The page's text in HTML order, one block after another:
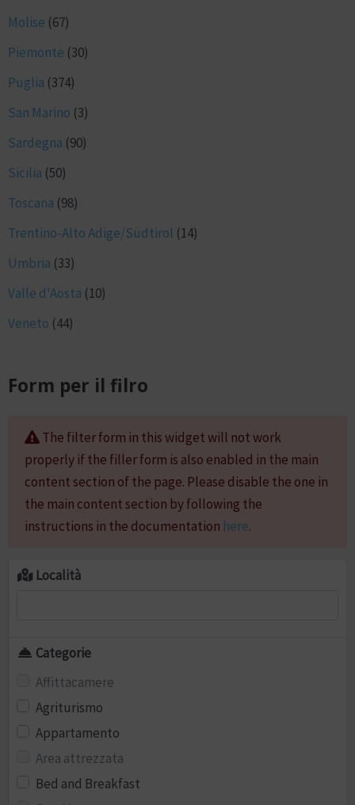
Molise (67)
Piemonte (30)
Puglia (374)
San Marino (3)
Sardegna (90)
Sicilia (50)
Toscana (98)
Trentino-Alto Adige/Südtirol (14)
Umbria (33)
Valle d'Aosta (10)
Veneto (44)
Form per il filro
The filter form in this widget will not work
properly if the filler form is also enabled in the main
content section of the page. Please disable the one in
the main content section by following the
instructions in the documentation here.
Località
Categorie
Affittacamere
Agriturismo
Appartamento
Area attrezzata
Bed and Breakfast